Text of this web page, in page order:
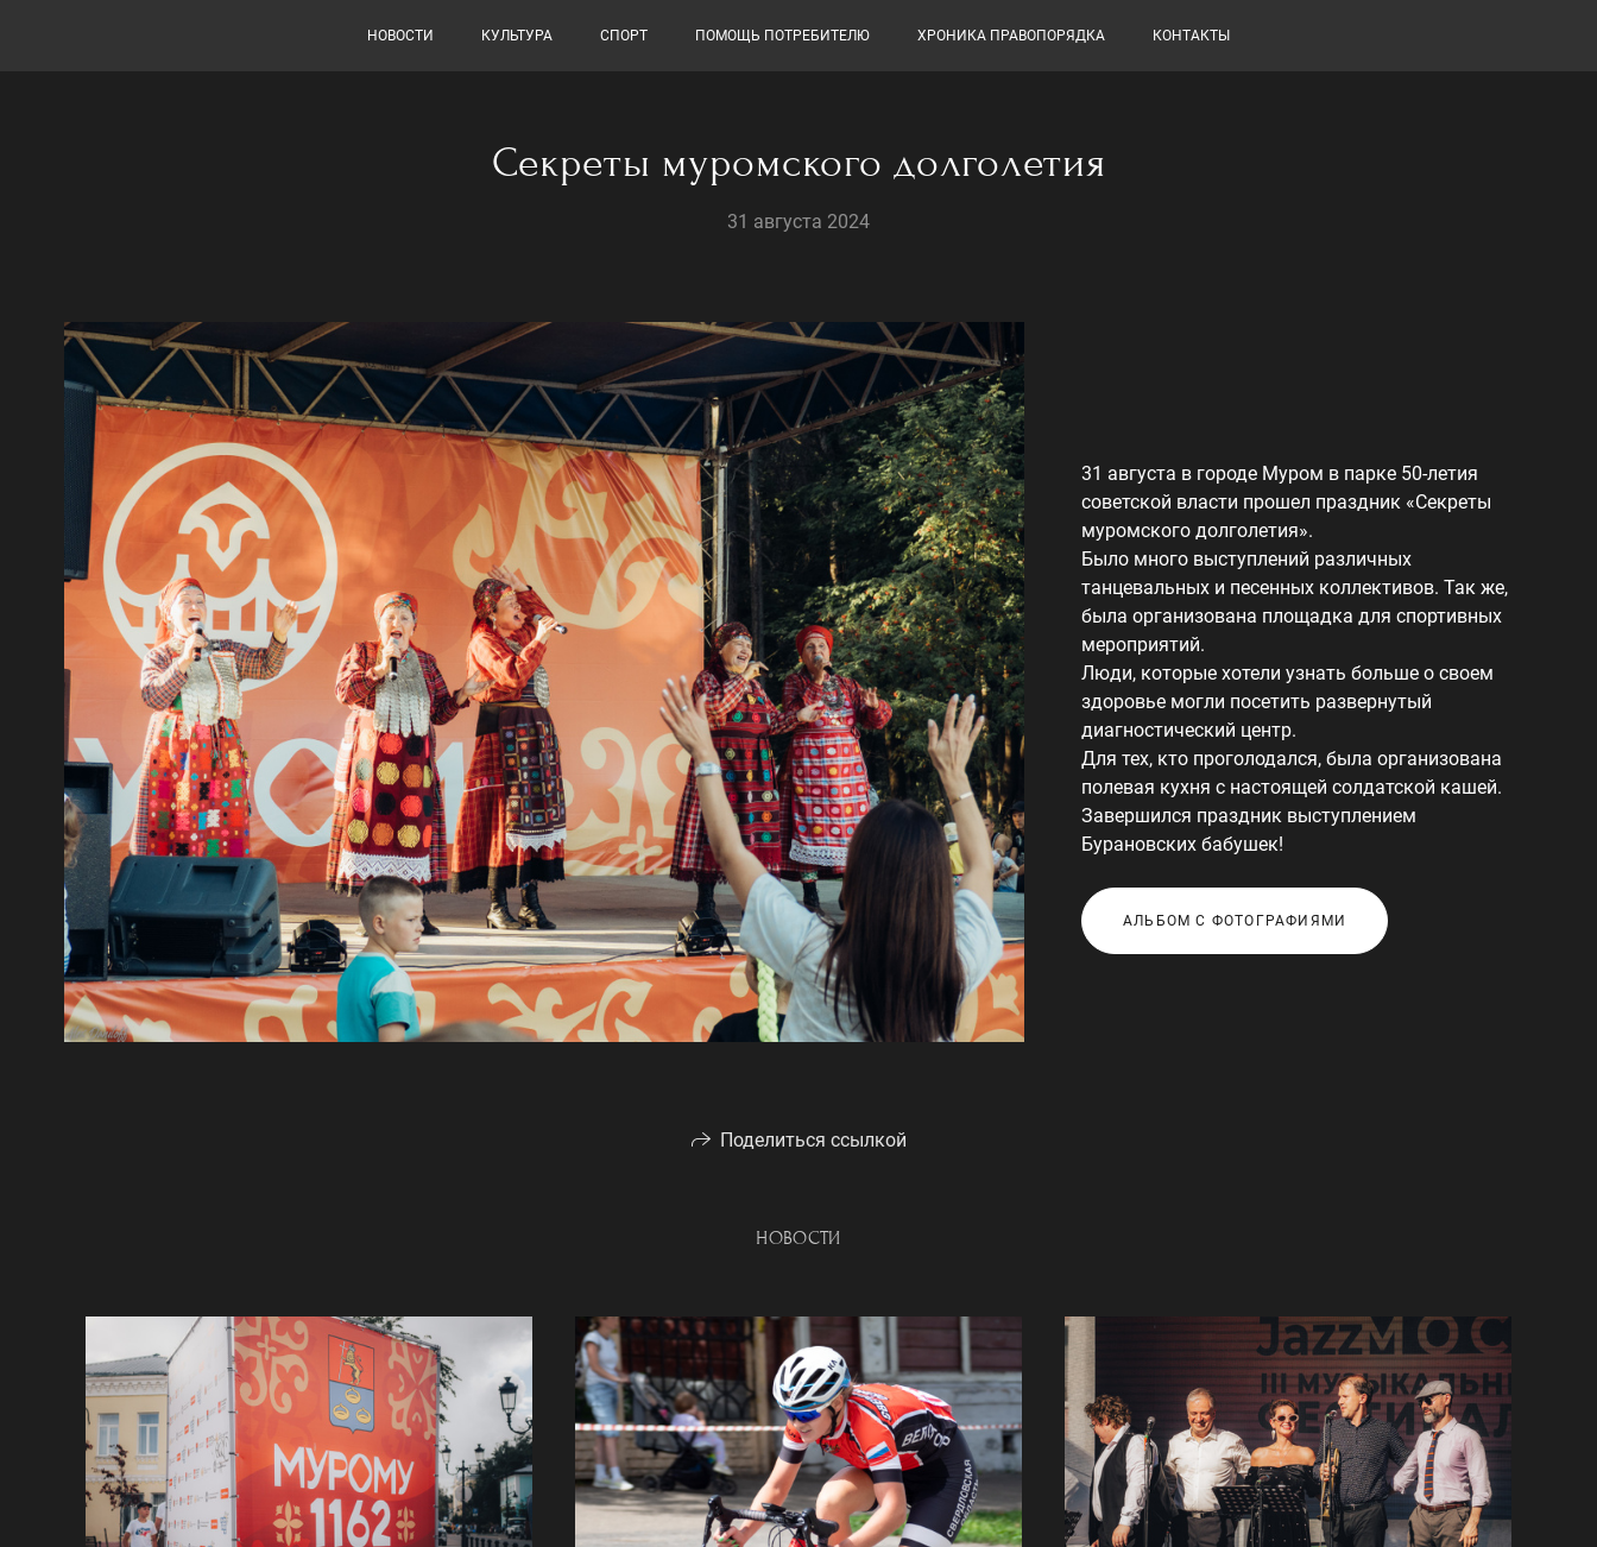
НОВОСТИ КУЛЬТУРА СПОРТ ПОМОЩЬ ПОТРЕБИТЕЛЮ ХРОНИКА ПРАВОПОРЯДКА КОНТАКТЫ
Секреты муромского долголетия
31 августа 2024
31 августа в городе Муром в парке 50-летия
советской власти прошел праздник «Секреты
муромского долголетия».
Было много выступлений различных
танцевальных и песенных коллективов. Так же,
была организована площадка для спортивных
мероприятий.
Люди, которые хотели узнать больше о своем
здоровье могли посетить развернутый
диагностический центр.
Для тех, кто проголодался, была организована
полевая кухня с настоящей солдатской кашей.
Завершился праздник выступлением
Бурановских бабушек!
АЛЬБОМ С ФОТОГРАФИЯМИ
Поделиться ссылкой
НОВОСТИ